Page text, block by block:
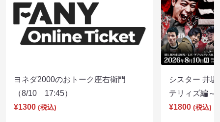
ヨネダ2000のおトーク座右衛門
（8/10 17:45）
¥1300 (税込)
シスター 井
テリィズ編
¥1800 (税込)